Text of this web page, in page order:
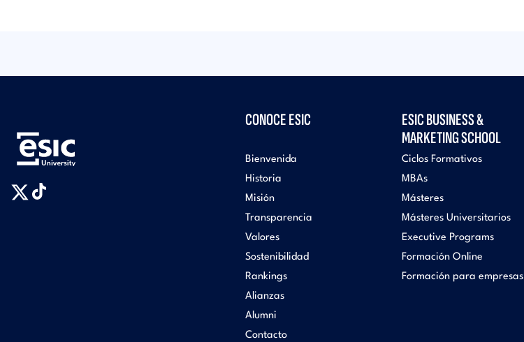
CONOCE ESIC
Bienvenida
Historia
Misión
Transparencia
Valores
Sostenibilidad
Rankings
Alianzas
Alumni
Contacto
ESIC BUSINESS &
MARKETING SCHOOL
Ciclos Formativos
MBAs
Másteres
Másteres Universitarios
Executive Programs
Formación Online
Formación para empresas